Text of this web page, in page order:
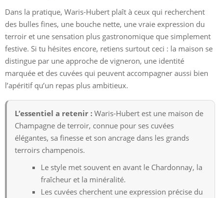
Dans la pratique, Waris-Hubert plaît à ceux qui recherchent
des bulles fines, une bouche nette, une vraie expression du
terroir et une sensation plus gastronomique que simplement
festive. Si tu hésites encore, retiens surtout ceci : la maison se
distingue par une approche de vigneron, une identité
marquée et des cuvées qui peuvent accompagner aussi bien
l’apéritif qu’un repas plus ambitieux.
L’essentiel a retenir : Waris-Hubert est une maison de
Champagne de terroir, connue pour ses cuvées
élégantes, sa finesse et son ancrage dans les grands
terroirs champenois.
Le style met souvent en avant le Chardonnay, la
fraîcheur et la minéralité.
Les cuvées cherchent une expression précise du